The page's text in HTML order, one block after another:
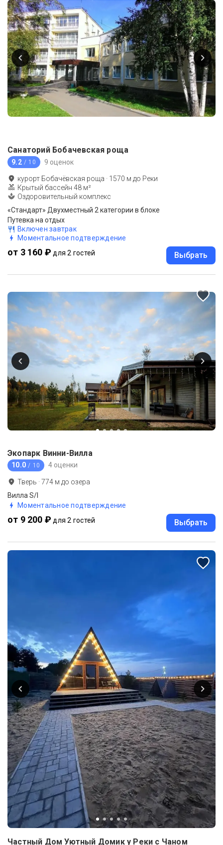
Санаторий Бобачевская роща
9.2 / 10 9 оценок
курорт Бобачёвская роща · 1570 м до Реки
Крытый бассейн 48 м²
Оздоровительный комплекс
«Стандарт» Двухместный 2 категории в блоке
Путевка на отдых
Включен завтрак
Моментальное подтверждение
от 3 160 ₽ для 2 гостей Выбрать
Экопарк Винни-Вилла
10.0 / 10 4 оценки
Тверь ·774 м до озера
Вилла S/I
Моментальное подтверждение
от 9 200 ₽ для 2 гостей Выбрать
Частный Дом Уютный Домик у Реки c Чаном